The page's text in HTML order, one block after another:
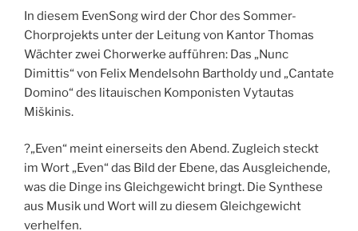
In diesem EvenSong wird der Chor des Sommer-
Chorprojekts unter der Leitung von Kantor Thomas
Wächter zwei Chorwerke aufführen: Das „Nunc
Dimittis“ von Felix Mendelsohn Bartholdy und „Cantate
Domino“ des litauischen Komponisten Vytautas
Miškinis.
?„Even“ meint einerseits den Abend. Zugleich steckt
im Wort „Even“ das Bild der Ebene, das Ausgleichende,
was die Dinge ins Gleichgewicht bringt. Die Synthese
aus Musik und Wort will zu diesem Gleichgewicht
verhelfen.